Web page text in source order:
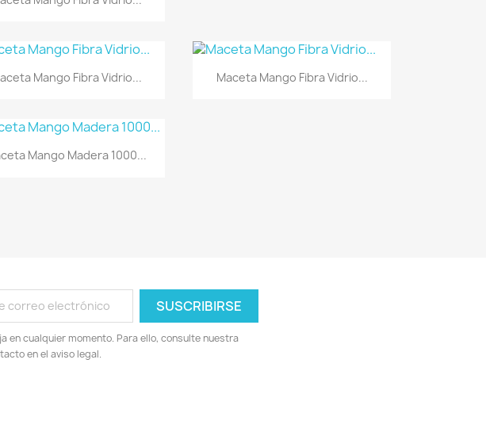
Vista rápida
Mango Fibra Vidrio... Vista rápida
Maceta Mango Fibra Vidrio...
Vista rápida
Mango Madera 1000...
en cualquier momento. Para ello, consulte nuestra
en el aviso legal.